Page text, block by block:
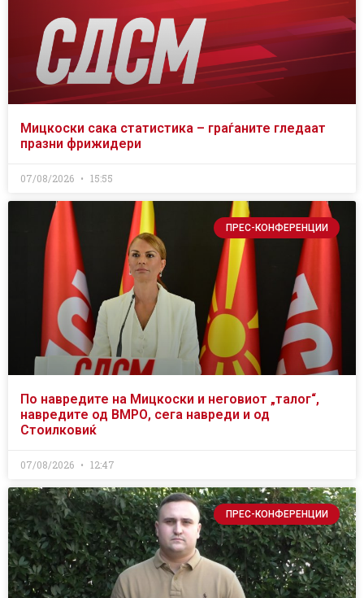
Мицкоски сака статистика – граѓаните гледаат
празни фрижидери
07/08/2026 15:55
ПРЕС-КОНФЕРЕНЦИИ
По навредите на Мицкоски и неговиот „талог“,
навредите од ВМРО, сега навреди и од
Стоилковиќ
07/08/2026 12:47
ПРЕС-КОНФЕРЕНЦИИ